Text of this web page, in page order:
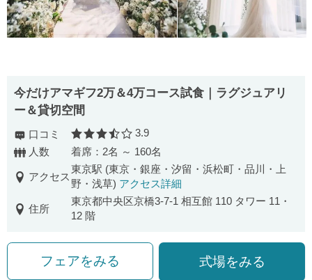
今だけアマギフ2万＆4万コース試食｜ラグジュアリ
ー＆貸切空間
口コミ 口コミ評価
3.9
人数
着席：2名 ～ 160名
アクセス
東京駅 (東京・銀座・汐留・浜松町・品川・上
野・浅草) アクセス詳細
住所
東京都中央区京橋3-7-1 相互館 110 タワー 11・
12 階
フェアをみる 式場をみる